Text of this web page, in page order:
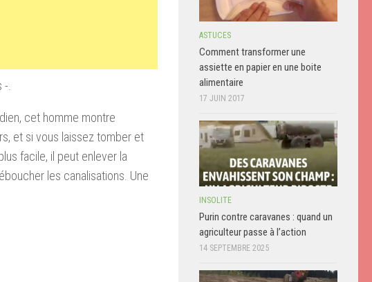
.
cet homme montre
et si vous laissez tomber et
facile, il peut enlever la
les canalisations. Une
ASTUCES
Comment transformer une
assiette en papier en une boite
alimentaire
17 JUIN 2017
INSOLITE
Purin contre caravanes : quand un
agriculteur passe à l’action
14 SEPTEMBRE 2025